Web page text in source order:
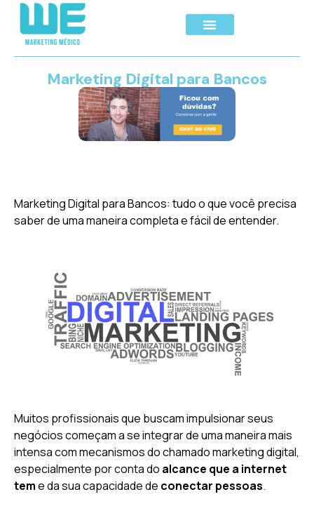
Marketing Digital para Bancos
Marketing Digital para Bancos: tudo o que você precisa
saber de uma maneira completa e fácil de entender.
Muitos profissionais que buscam impulsionar seus
negócios começam a se integrar de uma maneira mais
intensa com mecanismos do chamado marketing digital,
especialmente por conta do alcance que a internet
teme da sua capacidade de conectar pessoas.